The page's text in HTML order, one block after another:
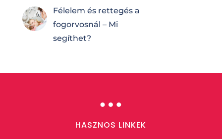
Félelem és rettegés a
fogorvosnál – Mi
segíthet?
…
HASZNOS LINKEK